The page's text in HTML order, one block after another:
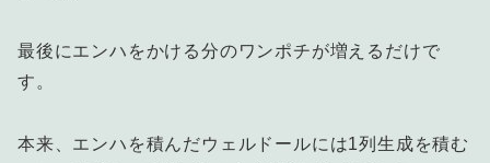
最後にエンハをかける分のワンポチが増えるだけで
す。
本来、エンハを積んだウェルドールには1列生成を積む